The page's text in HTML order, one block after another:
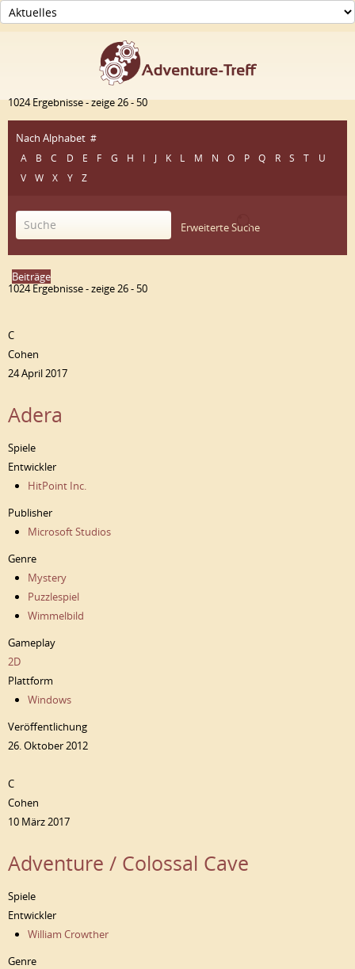
1024 Ergebnisse - zeige 26 - 50
Nach Alphabet #
A
B C D E F G H I J K L M N O P Q R S T
U
V
W X Y Z
Erweiterte Suche
Beiträge
1024 Ergebnisse - zeige 26 - 50
C
Cohen
24 April 2017
Adera
Spiele
Entwickler
HitPoint Inc.
Publisher
Microsoft Studios
Genre
Mystery
Puzzlespiel
Wimmelbild
Gameplay
2D
Plattform
Windows
Veröffentlichung
26. Oktober 2012
C
Cohen
10 März 2017
Adventure / Colossal Cave
Spiele
Entwickler
William Crowther
Genre